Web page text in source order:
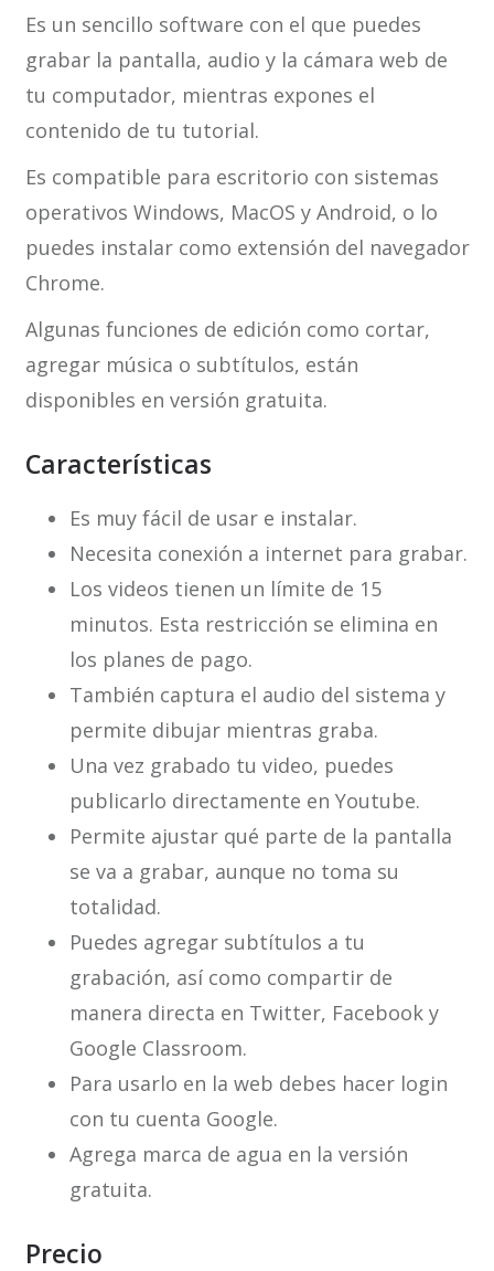
Es un sencillo software con el que puedes
grabar la pantalla, audio y la cámara web de
tu computador, mientras expones el
contenido de tu tutorial.
Es compatible para escritorio con sistemas
operativos Windows, MacOS y Android, o lo
puedes instalar como extensión del navegador
Chrome.
Algunas funciones de edición como cortar,
agregar música o subtítulos, están
disponibles en versión gratuita.
Características
Es muy fácil de usar e instalar.
Necesita conexión a internet para grabar.
Los videos tienen un límite de 15
minutos. Esta restricción se elimina en
los planes de pago.
También captura el audio del sistema y
permite dibujar mientras graba.
Una vez grabado tu video, puedes
publicarlo directamente en Youtube.
Permite ajustar qué parte de la pantalla
se va a grabar, aunque no toma su
totalidad.
Puedes agregar subtítulos a tu
grabación, así como compartir de
manera directa en Twitter, Facebook y
Google Classroom.
Para usarlo en la web debes hacer login
con tu cuenta Google.
Agrega marca de agua en la versión
gratuita.
Precio